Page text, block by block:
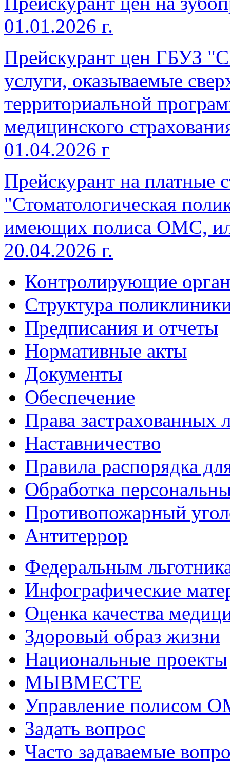
01.01.2026 г.
Прейскурант цен ГБУЗ
услуги, оказываемые
территориальной
медицинского
01.04.2026 г
Прейскурант на платные
"Стоматологическая
имеющих полиса ОМС,
20.04.2026 г.
Контролирующие
Cтруктура
Предписания и отчеты
Нормативные акты
Документы
Обеспечение
Права застрахованных
Наставничество
Правила распорядка
Обработка
Противопожарный
Антитеррор
Федеральным
Инфографические
Оценка качества
Здоровый образ жизни
Национальные проекты
МЫВМЕСТЕ
Управление полисом
Задать вопрос
Часто задаваемые